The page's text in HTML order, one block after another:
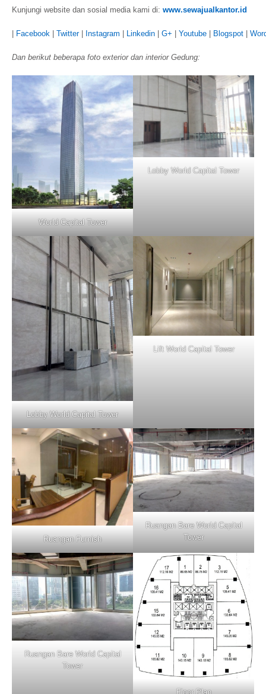
Kunjungi website dan sosial media kami di: www.sewajualkantor.id
Facebook Twitter| Instagram Linkedin G+ Youtube Blogspot
Dan berikut beberapa foto exterior dan interior Gedung:
World Capital Tower
Lobby World Capital Tower
Lobby World Capital Tower
Lift World Capital Tower
Ruangan Furnish
Ruangan Bare World Capital
Tower
Ruangan Bare World Capital
Tower
Floor Plan